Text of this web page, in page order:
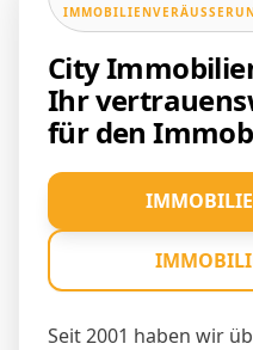
City
Ihr
für den
Seit 2001 haben wir